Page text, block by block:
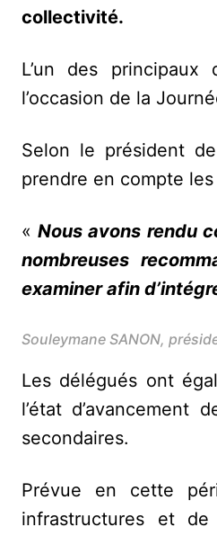
collectivité.
L’un des principaux
l’occasion de la
Selon le président
prendre en compte
«Nous avons rendu
nombreuses
examiner afin
Souleymane SANON,
Les délégués ont
l’état
secondaires.
Prévue en cette
infrastructures et